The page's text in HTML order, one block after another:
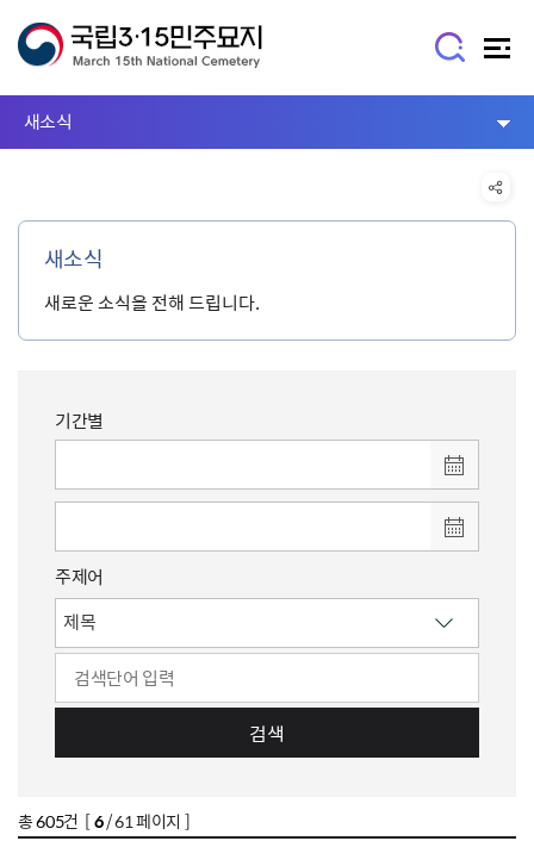
새소식
새소식
새로운 소식을 전해 드립니다.
기간별
주제어
검색
총605건 [6/ 61 페이지 ]